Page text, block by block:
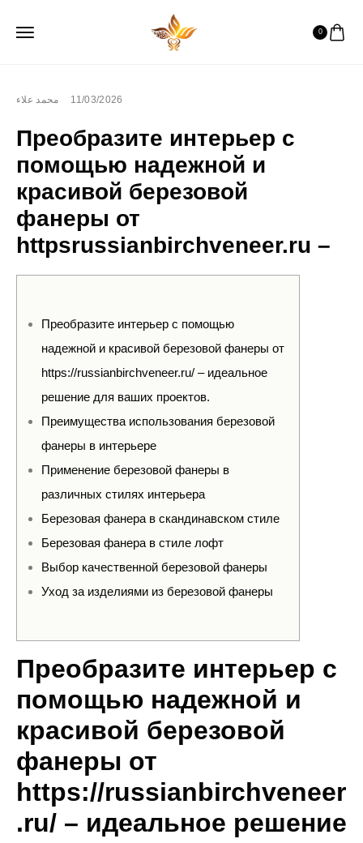
0
محمد علاء 11/03/2026
Преобразите интерьер с
помощью надежной и
красивой березовой
фанеры от
httpsrussianbirchveneer.ru –
Преобразите интерьер с помощью
надежной и красивой березовой фанеры от
https://russianbirchveneer.ru/ – идеальное
решение для ваших проектов.
Преимущества использования березовой
фанеры в интерьере
Применение березовой фанеры в
различных стилях интерьера
Березовая фанера в скандинавском стиле
Березовая фанера в стиле лофт
Выбор качественной березовой фанеры
Уход за изделиями из березовой фанеры
Преобразите интерьер с
помощью надежной и
красивой березовой
фанеры от
https://russianbirchveneer
.ru/ – идеальное решение